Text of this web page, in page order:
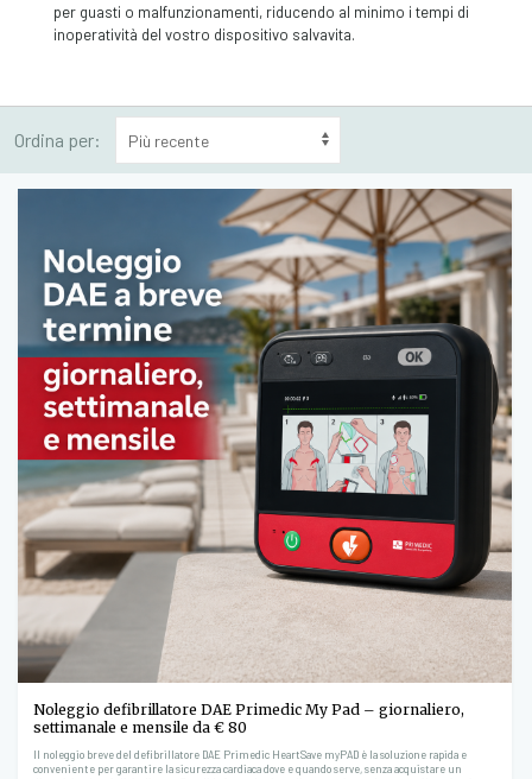
per guasti o malfunzionamenti, riducendo al minimo i tempi di
inoperatività del vostro dispositivo salvavita.
Ordina per:
Noleggio defibrillatore DAE Primedic My Pad – giornaliero,
settimanale e mensile da € 80
Il noleggio breve del defibrillatore DAE Primedic HeartSave myPAD è la soluzione rapida e
conveniente per garantire la sicurezza cardiaca dove e quando serve, senza acquistare un